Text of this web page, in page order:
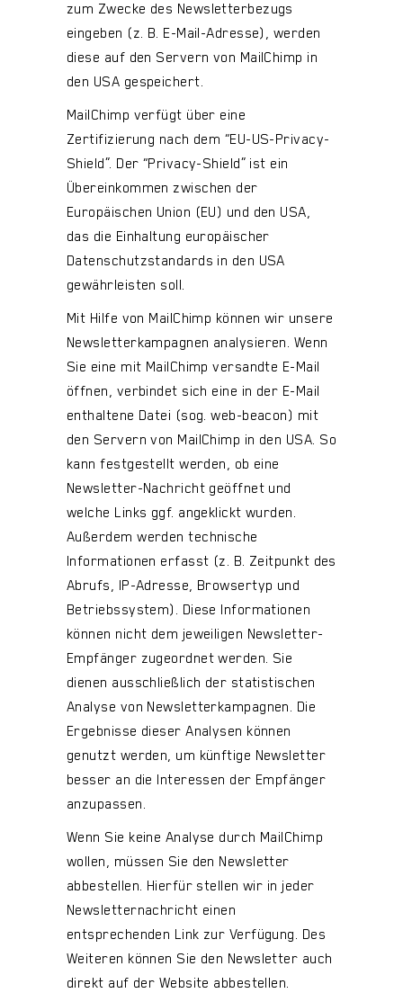
zum Zwecke des Newsletterbezugs
eingeben (z. B. E-Mail-Adresse), werden
diese auf den Servern von MailChimp in
den USA gespeichert.
MailChimp verfügt über eine
Zertifizierung nach dem “EU-US-Privacy-
Shield”. Der “Privacy-Shield” ist ein
Übereinkommen zwischen der
Europäischen Union (EU) und den USA,
das die Einhaltung europäischer
Datenschutzstandards in den USA
gewährleisten soll.
Mit Hilfe von MailChimp können wir unsere
Newsletterkampagnen analysieren. Wenn
Sie eine mit MailChimp versandte E-Mail
öffnen, verbindet sich eine in der E-Mail
enthaltene Datei (sog. web-beacon) mit
den Servern von MailChimp in den USA. So
kann festgestellt werden, ob eine
Newsletter-Nachricht geöffnet und
welche Links ggf. angeklickt wurden.
Außerdem werden technische
Informationen erfasst (z. B. Zeitpunkt des
Abrufs, IP-Adresse, Browsertyp und
Betriebssystem). Diese Informationen
können nicht dem jeweiligen Newsletter-
Empfänger zugeordnet werden. Sie
dienen ausschließlich der statistischen
Analyse von Newsletterkampagnen. Die
Ergebnisse dieser Analysen können
genutzt werden, um künftige Newsletter
besser an die Interessen der Empfänger
anzupassen.
Wenn Sie keine Analyse durch MailChimp
wollen, müssen Sie den Newsletter
abbestellen. Hierfür stellen wir in jeder
Newsletternachricht einen
entsprechenden Link zur Verfügung. Des
Weiteren können Sie den Newsletter auch
direkt auf der Website abbestellen.